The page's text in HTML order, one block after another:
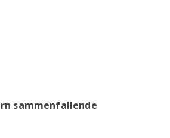
sammenfallende